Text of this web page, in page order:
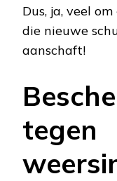
Dus, ja, veel
die nieuwe
aanschaft!
tegen